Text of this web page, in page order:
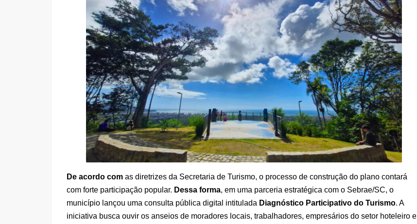
De acordo com as diretrizes da Secretaria de Turismo, o processo de construção do plano contará
com forte participação popular. Dessa forma, em uma parceria estratégica com o Sebrae/SC, o
município lançou uma consulta pública digital intitulada Diagnóstico Participativo do Turismo. A
iniciativa busca ouvir os anseios de moradores locais, trabalhadores, empresários do setor hoteleiro e